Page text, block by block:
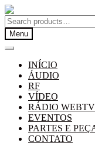
Pular
para
navegação
Pular
para
o
conteúdo
Search
for:Menu
INÍCIO
ÁUDIO
RF
VÍDEO
RÁDIO WEBTV
EVENTOS
PARTES E
CONTATO